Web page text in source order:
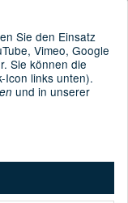
Sie den Einsatz
Vimeo, Google
Sie können die
Icon links unten).
und in unserer